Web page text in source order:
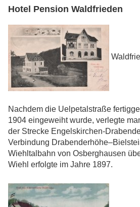
Hotel Pension Waldfrieden
Nachdem die Uelpetalstraße
1904 eingeweiht wurde, verlegte
der Strecke Engelskirchen-
Verbindung
Wiehltalbahn von Osberghausen
Wiehl erfolgte im Jahre 1897.